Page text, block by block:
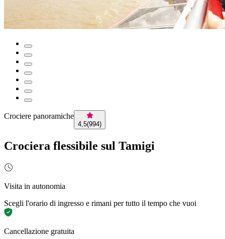
Crociere panoramiche
4,5(994)
Crociera flessibile sul Tamigi
Visita in autonomia
Scegli l'orario di ingresso e rimani per tutto il tempo che vuoi
Cancellazione gratuita